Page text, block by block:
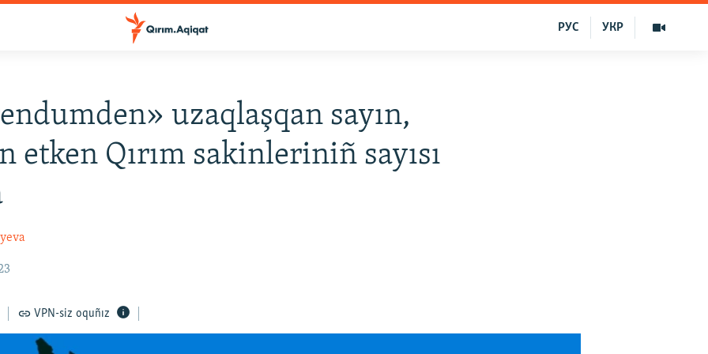
УКР
РУС
uzaqlaşqan sayın,
etken Qırım sakinleriniñ sayısı
VPN-siz oquñız